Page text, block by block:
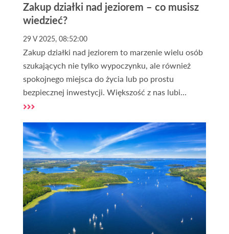
Zakup działki nad jeziorem – co musisz
wiedzieć?
29 V 2025, 08:52:00
Zakup działki nad jeziorem to marzenie wielu osób
szukających nie tylko wypoczynku, ale również
spokojnego miejsca do życia lub po prostu
bezpiecznej inwestycji. Większość z nas lubi
bliskość wody, kontakt z naturą i ciszę, dlatego
Zakup działki nad jeziorem wiąże się jednak często
z dodatkowymi rzeczami, które należy wziąć pod
uwagę. Są to kwestie formalne i praktyczne – od
rodzaju działki, przez jej uzbrojenie, po możliwość
budowy domu nad jeziorem zgodnie z
obowiązującym prawem.